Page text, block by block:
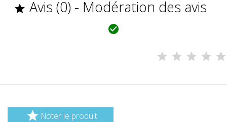
 Avis (0) - Modération des avis

 Noter le produit